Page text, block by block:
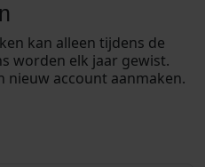
kan alleen tijdens de
worden elk jaar gewist.
nieuw account aanmaken.